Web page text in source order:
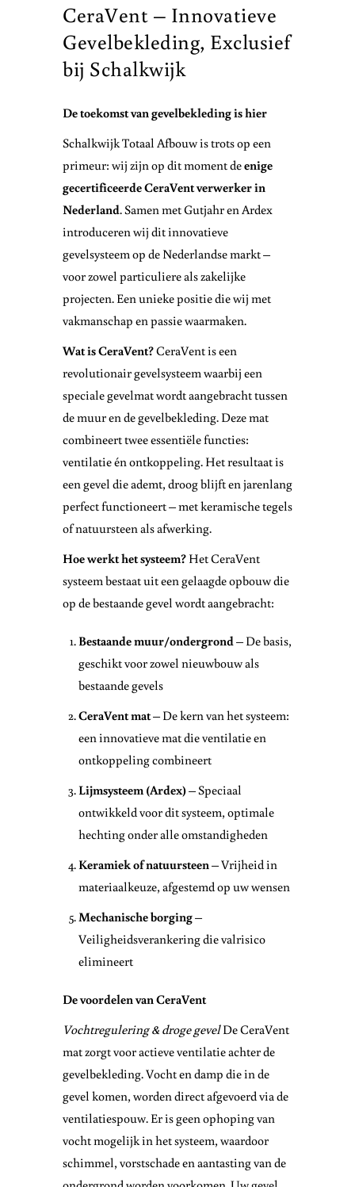
CeraVent – Innovatieve
Gevelbekleding, Exclusief
bij Schalkwijk
De toekomst van gevelbekleding is hier
Schalkwijk Totaal Afbouw is trots op een
primeur: wij zijn op dit moment deenige
gecertificeerde CeraVent verwerker in
Nederland. Samen met Gutjahr en Ardex
introduceren wij dit innovatieve
gevelsysteem op de Nederlandse markt –
voor zowel particuliere als zakelijke
projecten. Een unieke positie die wij met
vakmanschap en passie waarmaken.
Wat is CeraVent?CeraVent is een
revolutionair gevelsysteem waarbij een
speciale gevelmat wordt aangebracht tussen
de muur en de gevelbekleding. Deze mat
combineert twee essentiële functies:
ventilatie én ontkoppeling. Het resultaat is
een gevel die ademt, droog blijft en jarenlang
perfect functioneert – met keramische tegels
of natuursteen als afwerking.
Hoe werkt het systeem? Het CeraVent
systeem bestaat uit een gelaagde opbouw die
op de bestaande gevel wordt aangebracht:
Bestaande muur/ondergrond– De basis,
geschikt voor zowel nieuwbouw als
bestaande gevels
CeraVent mat– De kern van het systeem:
een innovatieve mat die ventilatie en
ontkoppeling combineert
Lijmsysteem (Ardex)– Speciaal
ontwikkeld voor dit systeem, optimale
hechting onder alle omstandigheden
Keramiek of natuursteen– Vrijheid in
materiaalkeuze, afgestemd op uw wensen
Mechanische borging–
Veiligheidsverankering die valrisico
elimineert
De voordelen van CeraVent
Vochtregulering & droge gevelDe CeraVent
mat zorgt voor actieve ventilatie achter de
gevelbekleding. Vocht en damp die in de
gevel komen, worden direct afgevoerd via de
ventilatiespouw. Er is geen ophoping van
vocht mogelijk in het systeem, waardoor
schimmel, vorstschade en aantasting van de